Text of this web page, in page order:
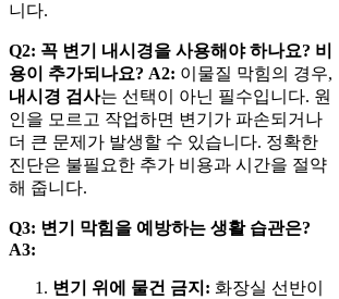
니다.
Q2: 꼭 변기 내시경을 사용해야 하나요? 비
용이 추가되나요? A2: 이물질 막힘의 경우,
내시경 검사는 선택이 아닌 필수입니다. 원
인을 모르고 작업하면 변기가 파손되거나
더 큰 문제가 발생할 수 있습니다. 정확한
진단은 불필요한 추가 비용과 시간을 절약
해 줍니다.
Q3: 변기 막힘을 예방하는 생활 습관은?
A3:
변기 위에 물건 금지: 화장실 선반이